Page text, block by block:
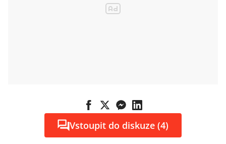
Vstoupit do diskuze (4)